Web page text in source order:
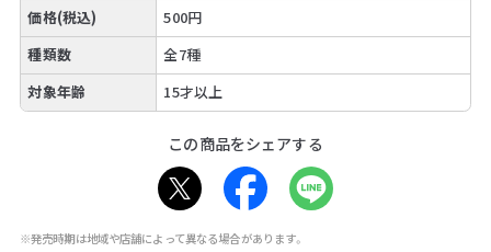
価格(税込)
500円
種類数
全7種
対象年齢
15才以上
この商品をシェアする
※発売時期は地域や店舗によって異なる場合があります。